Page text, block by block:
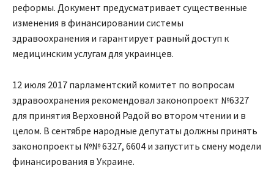
реформы. Документ предусматривает существенные
изменения в финансировании системы
здравоохранения и гарантирует равный доступ к
медицинским услугам для украинцев.
12 июля 2017 парламентский комитет по вопросам
здравоохранения рекомендовал законопроект №6327
для принятия Верховной Радой во втором чтении и в
целом. В сентябре народные депутаты должны принять
законопроекты №№ 6327, 6604 и запустить смену модели
финансирования в Украине.